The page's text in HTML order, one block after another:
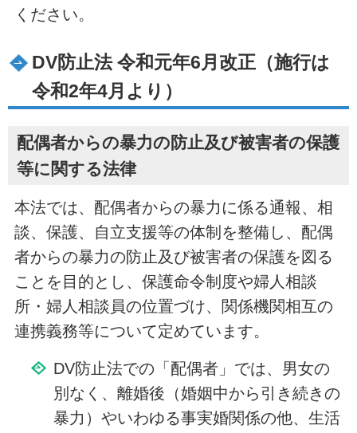
ください。
DV防止法 令和元年6月改正（施行は
令和2年4月より）
配偶者からの暴力の防止及び被害者の保護
等に関する法律
本法では、配偶者からの暴力に係る通報、相
談、保護、自立支援等の体制を整備し、配偶
者からの暴力の防止及び被害者の保護を図る
ことを目的とし、保護命令制度や婦人相談
所・婦人相談員の位置づけ、関係機関相互の
連携義務等について定めています。
DV防止法での「配偶者」では、男女の
別なく、離婚後（婚姻中から引き続きの
暴力）やいわゆる事実婚関係の他、生活